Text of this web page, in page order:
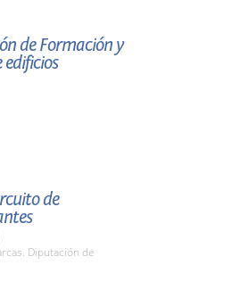
de Formación y
de
Diputación de